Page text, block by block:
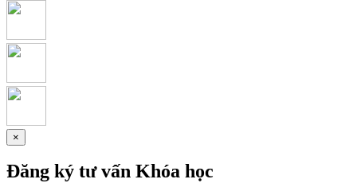
×
Đăng ký tư vấn Khóa học